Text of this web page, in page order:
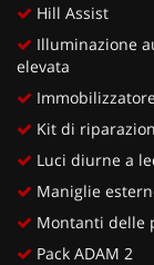
Hill Assist
Illuminazione
elevata
Kit di
Luci diurne a
Maniglie
Montanti delle
Pack ADAM 2